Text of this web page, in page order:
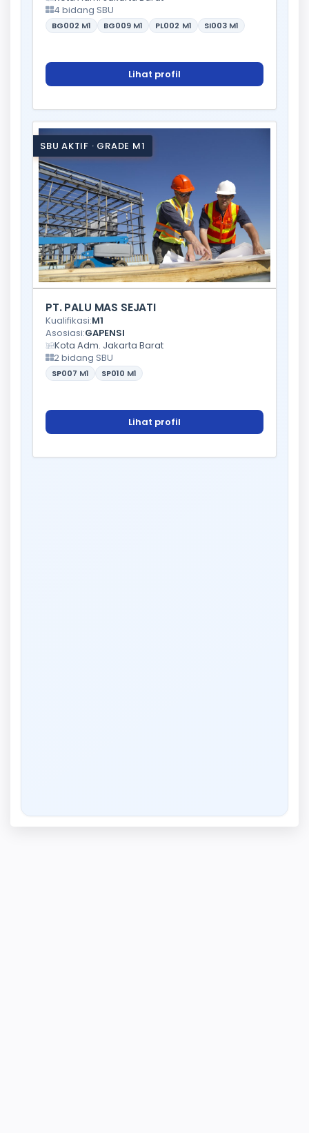
4 bidang SBU
BG002 M1 BG009 M1 PL002 M1 SI003 M1
Lihat profil
SBU AKTIF · GRADE M1
PT. PALU MAS SEJATI
Kualifikasi:M1
Asosiasi:GAPENSI
Kota Adm. Jakarta Barat
2 bidang SBU
SP007 M1 SP010 M1
Lihat profil